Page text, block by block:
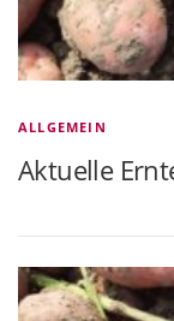
ALLGEMEIN
Aktuelle